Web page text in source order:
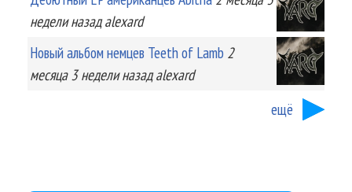
неделиназад alexard
Новый альбом немцев Teeth of Lamb 2
месяца 3 неделиназад alexard
ещё